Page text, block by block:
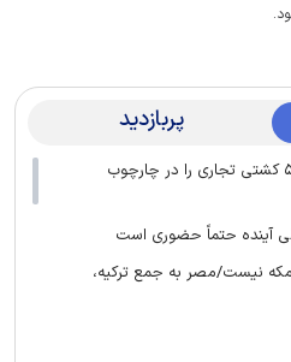
پربازدید
روز ۱۶۲ جنگ | سنتکام: آمریکا ۵۳ کشتی تجاری را در چارچوب
آینده حتماً حضوری است
نیست/مصر به جمع ترکیه،